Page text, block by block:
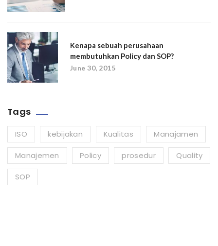
Kenapa sebuah perusahaan
membutuhkan Policy dan SOP?
June 30, 2015
Tags
ISO kebijakan Kualitas Manajamen
Manajemen Policy prosedur Quality
SOP